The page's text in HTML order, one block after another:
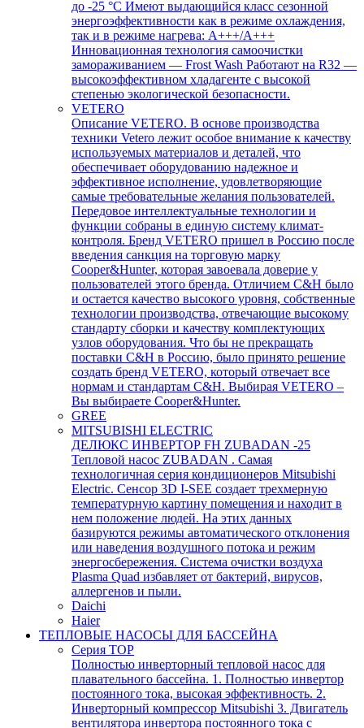
до -25 °С Имеют выдающийся класс сезонной
энергоэффективности как в режиме охлаждения,
так и в режиме нагрева: А+++/A+++
Инновационная технология самоочистки
замораживанием — Frost Wash Работают на R32 —
высокоэффективном хладагенте с высокой
степенью экологической безопасности.
VETERO
Описание VETERO. В основе производства
техники Vetero лежит особое внимание к качеству
используемых материалов и деталей, что
обеспечивает оборудованию надежное и
эффективное исполнение, удовлетворяющие
самые требовательные желания пользователей.
Передовое интеллектуальные технологии и
функции собраны в единую систему климат-
контроля. Бренд VETERO пришел в Россию после
введения санкция на торговую марку
Cooper&Hunter, которая завоевала доверие у
пользователей этого бренда. Отличием C&H было
и остается качество высокого уровня, собственные
технологии производства, отвечающие высокому
стандарту сборки и качеству комплектующих
узлов оборудования. Что бы не прекращать
поставки C&H в Россию, было принято решение
создать бренд VETERO, который отвечает все
нормам и стандартам C&H. Выбирая VETERO –
Вы выбираете Cooper&Hunter.
GREE
MITSUBISHI ELECTRIC
ДЕЛЮКС ИНВЕРТОР FH ZUBADAN -25
Тепловой насос ZUBADAN . Самая
технологичная серия кондиционеров Mitsubishi
Electric. Сенсор 3D I-SEE создает трехмерную
температурную картину помещения и находит в
нем положение людей. На этих данных
базируются режимы автоматического отклонения
или наведения воздушного потока и режим
энергосбережения. Система очистки воздуха
Plasma Quad избавляет от бактерий, вирусов,
аллергенов и пыли.
Daichi
Haier
ТЕПЛОВЫЕ НАСОСЫ ДЛЯ БАССЕЙНА
Серия TOP
Полностью инверторный тепловой насос для
плавательного бассейна. 1. Полностью инвертор
постоянного тока, высокая эффективность. 2.
Инверторный компрессор Mitsubishi 3. Двигатель
вентилятора инвертора постоянного тока с